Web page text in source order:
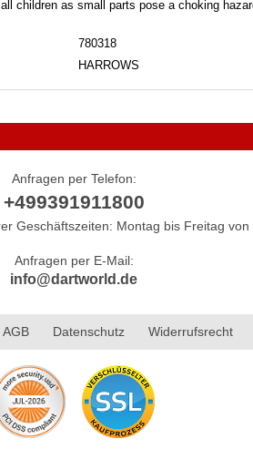
children as small parts pose a choking
780318
HARROWS
Anfragen per Telefon:
+499391911800
Geschäftszeiten: Montag bis Freitag
Anfragen per E-Mail:
info@dartworld.de
AGB Datenschutz Widerrufsrecht